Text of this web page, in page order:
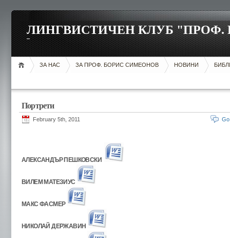
ЛИНГВИСТИЧЕН КЛУБ
ЗА НАС ЗА ПРОФ. БОРИС СИМЕОНОВ НОВИНИ
Портрети
February 5th, 2011
АЛЕКСАНДЪР ПЕШКОВСКИ
ВИЛЕМ МАТЕЗИУС
МАКС ФАСМЕР
НИКОЛАЙ ДЕРЖАВИН